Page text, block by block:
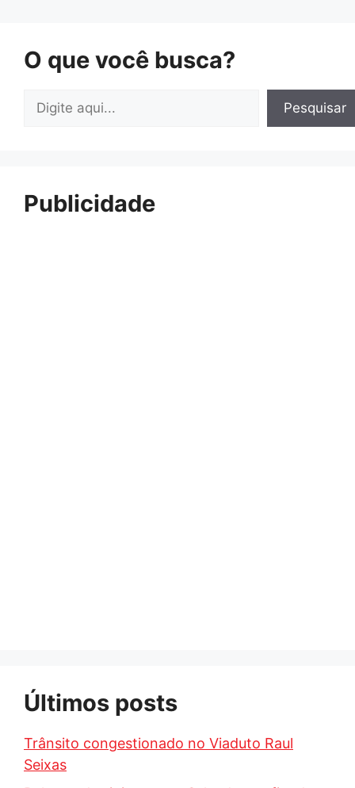
O que você busca?
Pesquisar Pesquisar
Publicidade
Últimos posts
Trânsito congestionado no Viaduto Raul
Seixas